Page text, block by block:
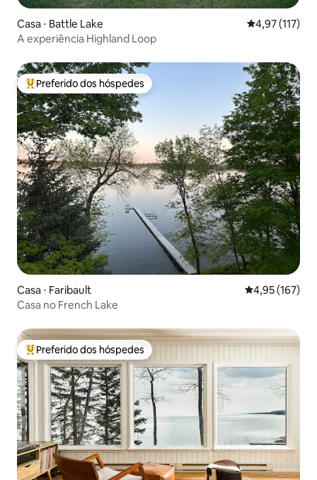
Casa ⋅ Battle Lake 4,97 de uma
4,97 (117)
A experiência Highland Loop
Entre os melhores preferidos dos hóspedes
Preferido dos hóspedes
Casa ⋅ Faribault 4,95 de uma
4,95 (167)
Casa no French Lake
Entre os melhores preferidos dos hóspedes
Preferido dos hóspedes